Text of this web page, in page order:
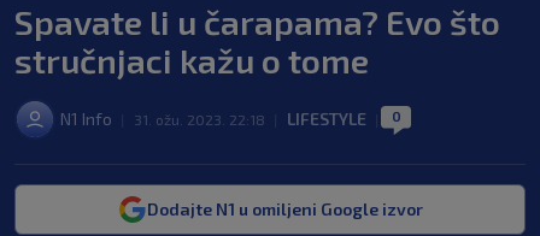
Spavate li u čarapama? Evo što
stručnjaci kažu o tome
N1 Info 31. ožu. 2023. 22:18 LIFESTYLE 0
Dodajte N1 u omiljeni Google izvor